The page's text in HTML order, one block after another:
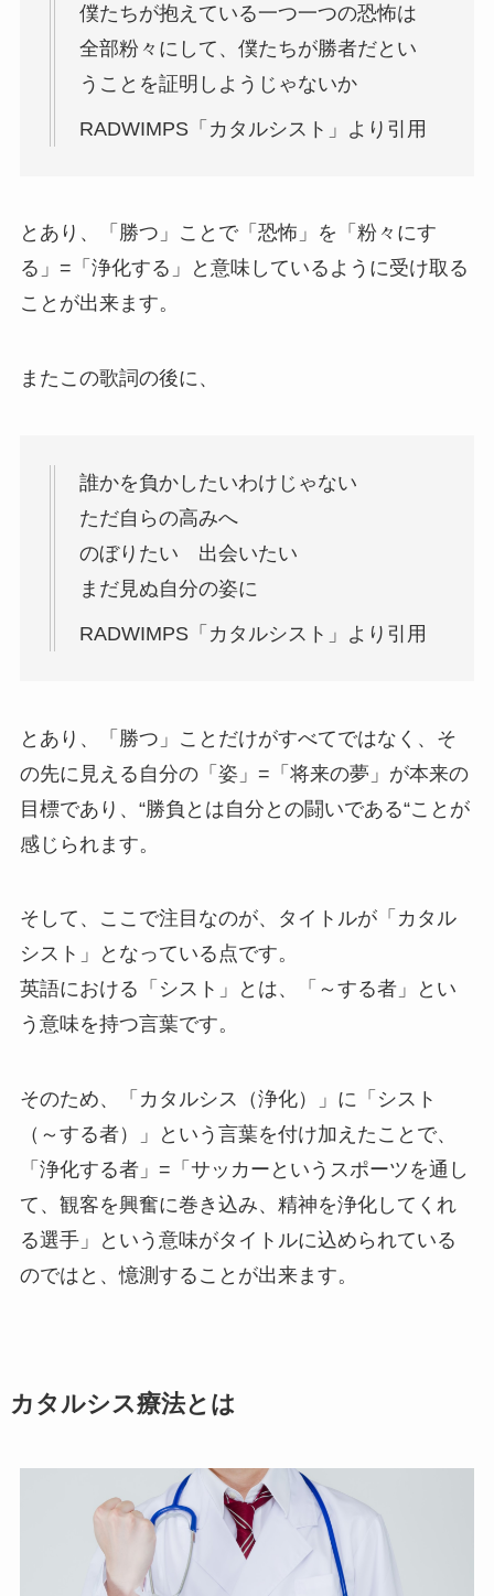
僕たちが抱えている一つ一つの恐怖は
全部粉々にして、僕たちが勝者だとい
うことを証明しようじゃないか
RADWIMPS「カタルシスト」より引用
とあり、「勝つ」ことで「恐怖」を「粉々にす
る」=「浄化する」と意味しているように受け取る
ことが出来ます。
またこの歌詞の後に、
誰かを負かしたいわけじゃない
ただ自らの高みへ
のぼりたい 出会いたい
まだ見ぬ自分の姿に
RADWIMPS「カタルシスト」より引用
とあり、「勝つ」ことだけがすべてではなく、そ
の先に見える自分の「姿」=「将来の夢」が本来の
目標であり、“勝負とは自分との闘いである“ことが
感じられます。
そして、ここで注目なのが、タイトルが「カタル
シスト」となっている点です。
英語における「シスト」とは、「～する者」とい
う意味を持つ言葉です。
そのため、「カタルシス（浄化）」に「シスト
（～する者）」という言葉を付け加えたことで、
「浄化する者」=「サッカーというスポーツを通し
て、観客を興奮に巻き込み、精神を浄化してくれ
る選手」という意味がタイトルに込められている
のではと、憶測することが出来ます。
カタルシス療法とは